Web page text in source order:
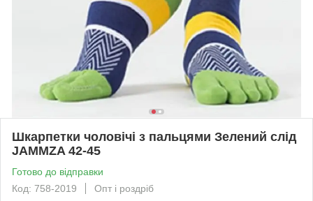
Шкарпетки чоловічі з пальцями Зелений слід
JAMMZA 42-45
Готово до відправки
Код: 758-2019
Опт і роздріб